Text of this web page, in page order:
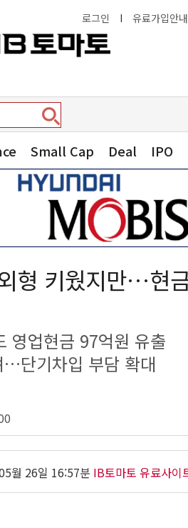
로그인 I 유료가입안내
Small Cap Deal IPO
형 키웠지만…현
영업현금 97억원 유출
…단기차입 부담 확대
월 26일 16:57분 IB토마토 유료사이